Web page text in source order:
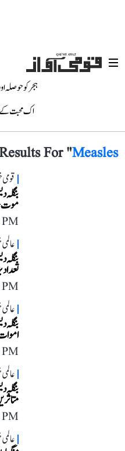
ہجر کو
اک محبت کے
For "Measles
موت،
تعداد